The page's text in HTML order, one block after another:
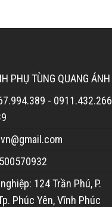
PHỤ TÙNG QUANG ÁNH
- 0911.432.266
124 Trần Phú, P.
Phúc Yên, Vĩnh Phúc